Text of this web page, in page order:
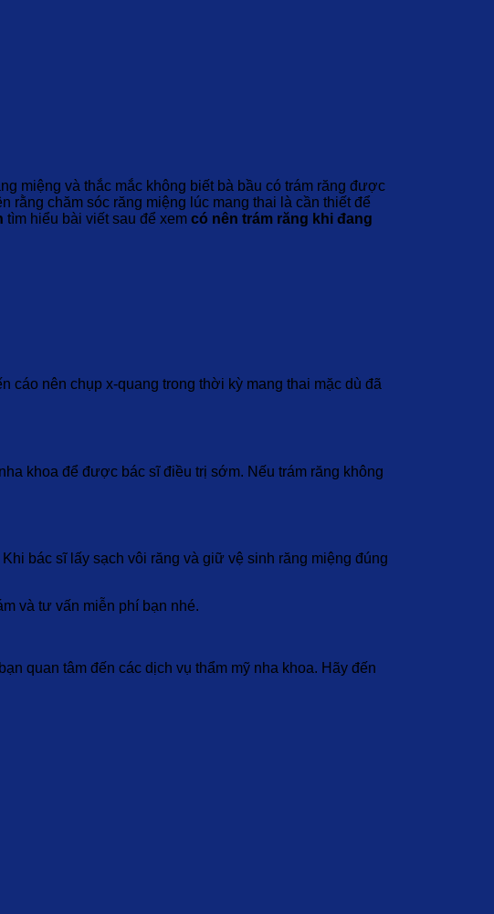
miệng và thắc mắc không biết bà bầu có trám răng được
rằng chăm sóc răng miệng lúc mang thai là cần thiết để
tìm hiểu bài viết sau để xem có nên trám răng khi đang
cáo nên chụp x-quang trong thời kỳ mang thai mặc dù đã
khoa để được bác sĩ điều trị sớm. Nếu trám răng không
bác sĩ lấy sạch vôi răng và giữ vệ sinh răng miệng đúng
và tư vấn miễn phí bạn nhé.
quan tâm đến các dịch vụ thẩm mỹ nha khoa. Hãy đến